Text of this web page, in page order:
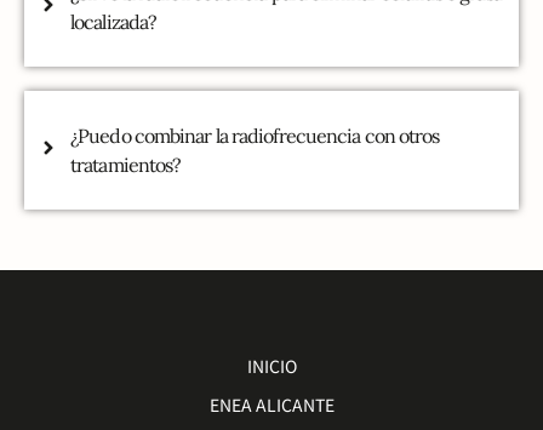
localizada?
¿Puedo combinar la radiofrecuencia con otros
tratamientos?
INICIO
ENEA ALICANTE